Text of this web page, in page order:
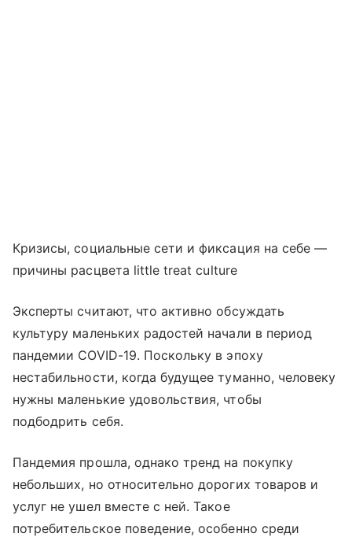
Кризисы, социальные сети и фиксация на себе —
причины расцвета little treat culture
Эксперты считают, что активно обсуждать
культуру маленьких радостей начали в период
пандемии COVID-19. Поскольку в эпоху
нестабильности, когда будущее туманно, человеку
нужны маленькие удовольствия, чтобы
подбодрить себя.
Пандемия прошла, однако тренд на покупку
небольших, но относительно дорогих товаров и
услуг не ушел вместе с ней. Такое
потребительское поведение, особенно среди